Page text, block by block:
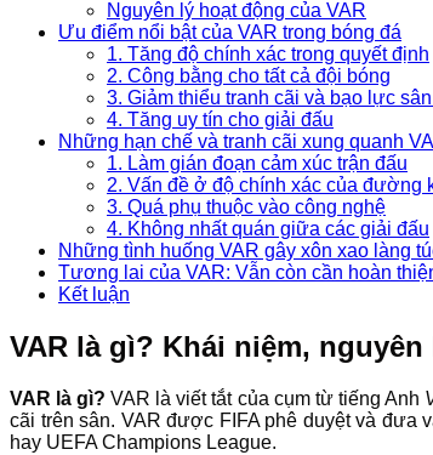
Nguyên lý hoạt động của VAR
Ưu điểm nổi bật của VAR trong bóng đá
1. Tăng độ chính xác trong quyết định
2. Công bằng cho tất cả đội bóng
3. Giảm thiểu tranh cãi và bạo lực
4. Tăng uy tín cho giải đấu
Những hạn chế và tranh cãi xung quanh
1. Làm gián đoạn cảm xúc trận đấu
2. Vấn đề ở độ chính xác của đường
3. Quá phụ thuộc vào công nghệ
4. Không nhất quán giữa các giải đấu
Những tình huống VAR gây xôn xao làng
Tương lai của VAR: Vẫn còn cần hoàn
Kết luận
VAR là gì? Khái niệm,
VAR là gì? VAR là viết tắt của cụm từ tiếng Anh
cãi trên sân. VAR được FIFA phê duyệt và đưa
hay UEFA Champions League.